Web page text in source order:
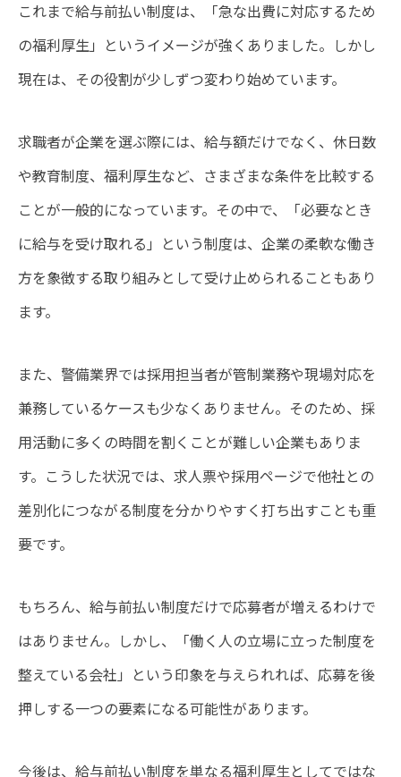
これまで給与前払い制度は、「急な出費に対応するため
の福利厚生」というイメージが強くありました。しかし
現在は、その役割が少しずつ変わり始めています。
求職者が企業を選ぶ際には、給与額だけでなく、休日数
や教育制度、福利厚生など、さまざまな条件を比較する
ことが一般的になっています。その中で、「必要なとき
に給与を受け取れる」という制度は、企業の柔軟な働き
方を象徴する取り組みとして受け止められることもあり
ます。
また、警備業界では採用担当者が管制業務や現場対応を
兼務しているケースも少なくありません。そのため、採
用活動に多くの時間を割くことが難しい企業もありま
す。こうした状況では、求人票や採用ページで他社との
差別化につながる制度を分かりやすく打ち出すことも重
要です。
もちろん、給与前払い制度だけで応募者が増えるわけで
はありません。しかし、「働く人の立場に立った制度を
整えている会社」という印象を与えられれば、応募を後
押しする一つの要素になる可能性があります。
今後は、給与前払い制度を単なる福利厚生としてではな